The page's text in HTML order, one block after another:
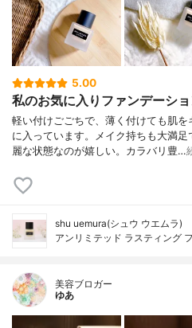
5.00
私のお気に入りファンデーシ
軽い付けごごちで、薄く付けても肌
に入っています。メイク持ちも大満
麗な状態なのが嬉しい。カラバリ豊…
shu uemura(シュウ ウエムラ)
アンリミテッド ラスティング
美容ブロガー
ゆあ